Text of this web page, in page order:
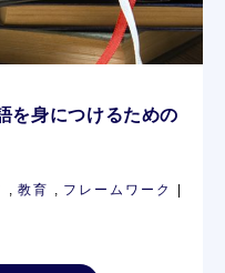
を身につけるための
教育 フレームワーク
|